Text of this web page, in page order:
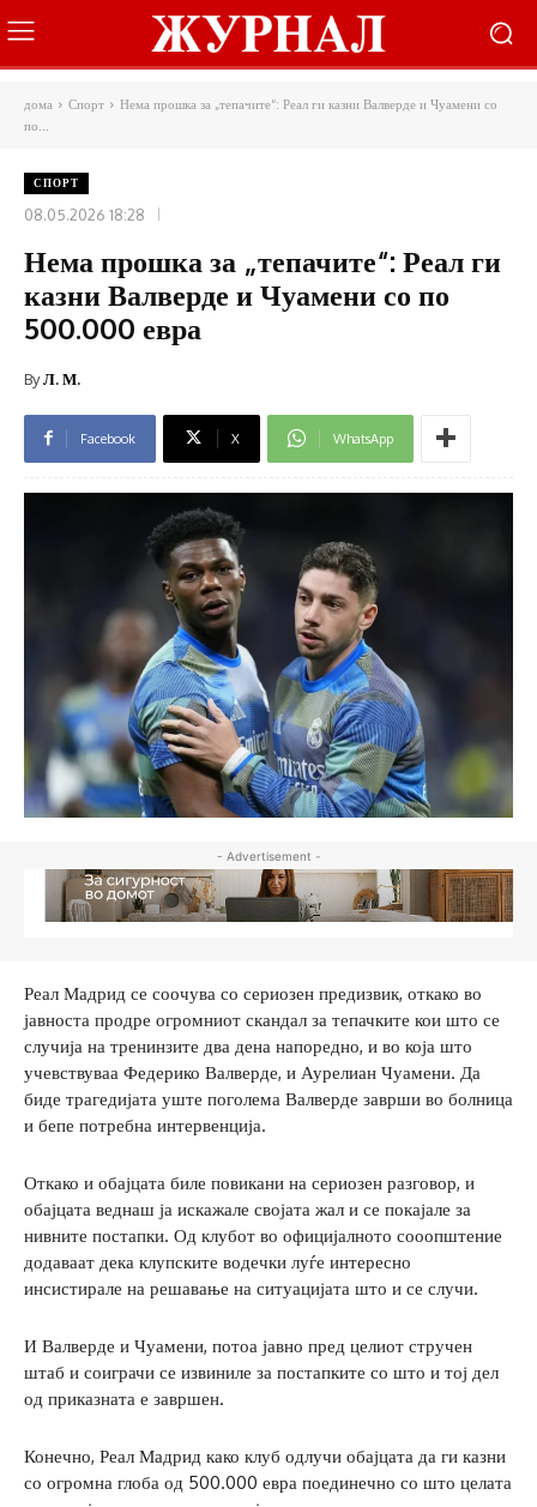
дома Спорт
Нема прошка за „тепачите“: Реал ги казни Валверде и Чуамени со
по...
СПОРТ
08.05.2026 18:28
Нема прошка за „тепачите“: Реал ги
казни Валверде и Чуамени со по
500.000 евра
ByЛ. М.
Facebook X WhatsApp
- Advertisement -
Реал Мадрид се соочува со сериозен предизвик, откако во
јавноста продре огромниот скандал за тепачките кои што се
случија на тренинзите два дена напоредно, и во која што
учевствуваа Федерико Валверде, и Аурелиан Чуамени. Да
биде трагедијата уште поголема Валверде заврши во болница
и бепе потребна интервенција.
Откако и обајцата биле повикани на сериозен разговор, и
обајцата веднаш ја искажале својата жал и се покајале за
нивните постапки. Од клубот во официјалното сооопштение
додаваат дека клупските водечки луѓе интересно
инсистирале на решавање на ситуацијата што и се случи.
И Валверде и Чуамени, потоа јавно пред целиот стручен
штаб и соиграчи се извиниле за постапките со што и тој дел
од приказната е завршен.
Конечно, Реал Мадрид како клуб одлучи обајцата да ги казни
со огромна глоба од 500.000 евра поединечно со што целата